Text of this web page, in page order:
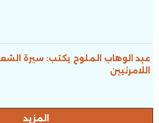
عبد الوهاب الملوح يكتب: سيرة
اللامرئيين
المزيد